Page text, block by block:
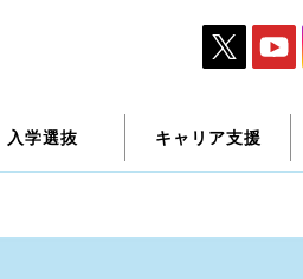
入学選抜 キャリア支援